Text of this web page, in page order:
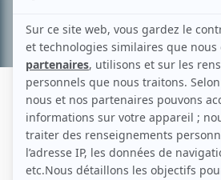
MARTINE BARN
Liens
Fiche de Martine Barn sur Showbizz.net